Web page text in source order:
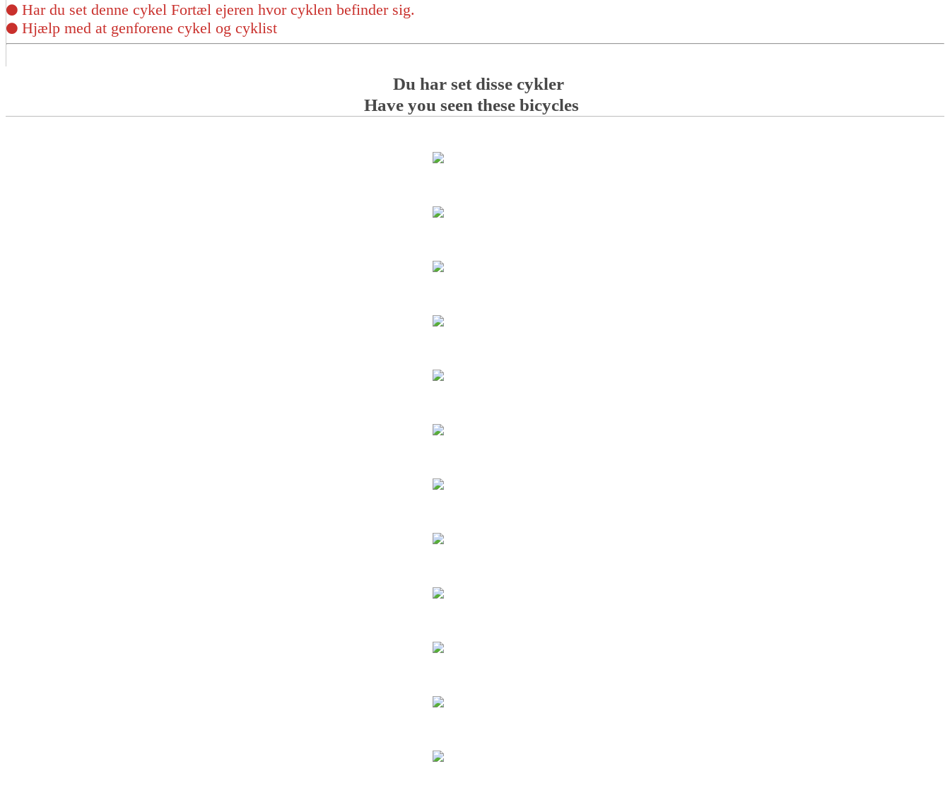
Har du set denne cykel Fortæl ejeren hvor cyklen befinder sig.
Hjælp med at genforene cykel og cyklist
Du har set disse cykler
Have you seen these bicycles